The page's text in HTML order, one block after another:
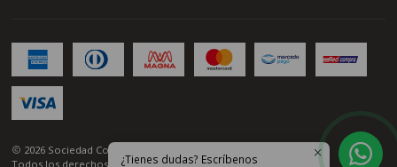
2026 Sociedad Comercial Toolpro SPA.
Todos los derechos reservados.Desarrollado por Jumpseller
¿Tienes dudas? Escríbenos